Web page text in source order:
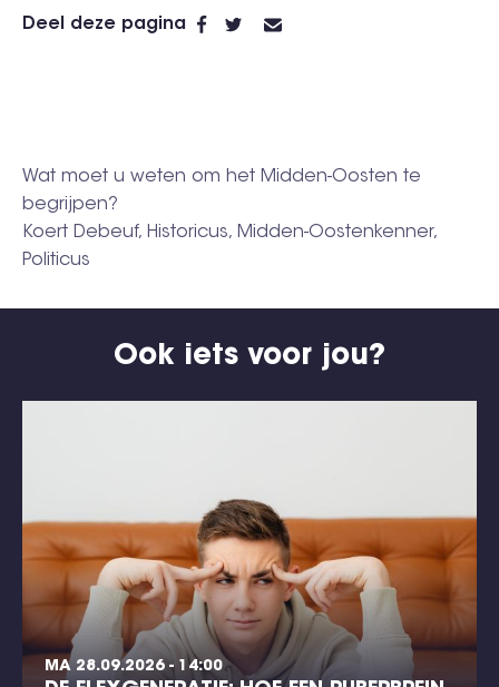
Deel deze pagina
Wat moet u weten om het Midden-Oosten te
begrijpen?
Koert Debeuf, Historicus, Midden-Oostenkenner,
Politicus
Ook iets voor jou?
MA 28.09.2026 - 14:00